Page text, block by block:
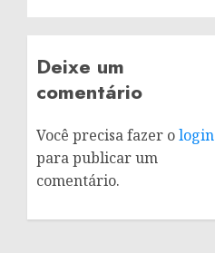
Deixe um
comentário
Você precisa fazer ologin
para publicar um
comentário.